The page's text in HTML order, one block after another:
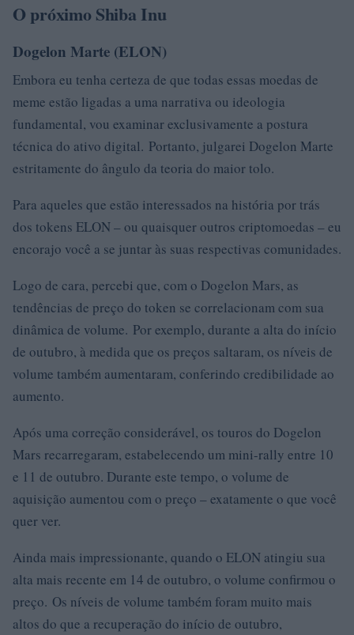
O próximo Shiba Inu
Dogelon Marte (ELON)
Embora eu tenha certeza de que todas essas moedas de
meme estão ligadas a uma narrativa ou ideologia
fundamental, vou examinar exclusivamente a postura
técnica do ativo digital. Portanto, julgarei Dogelon Marte
estritamente do ângulo da teoria do maior tolo.
Para aqueles que estão interessados ​​na história por trás
dos tokens ELON – ou quaisquer outros criptomoedas – eu
encorajo você a se juntar às suas respectivas comunidades.
Logo de cara, percebi que, com o Dogelon Mars, as
tendências de preço do token se correlacionam com sua
dinâmica de volume. Por exemplo, durante a alta do início
de outubro, à medida que os preços saltaram, os níveis de
volume também aumentaram, conferindo credibilidade ao
aumento.
Após uma correção considerável, os touros do Dogelon
Mars recarregaram, estabelecendo um mini-rally entre 10
e 11 de outubro. Durante este tempo, o volume de
aquisição aumentou com o preço – exatamente o que você
quer ver.
Ainda mais impressionante, quando o ELON atingiu sua
alta mais recente em 14 de outubro, o volume confirmou o
preço. Os níveis de volume também foram muito mais
altos do que a recuperação do início de outubro,